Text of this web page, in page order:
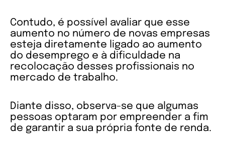
Contudo, é possível avaliar que esse
aumento no número de novas empresas
esteja diretamente ligado ao aumento
do desemprego e à dificuldade na
recolocação desses profissionais no
mercado de trabalho.
Diante disso, observa-se que algumas
pessoas optaram por empreender a fim
de garantir a sua própria fonte de renda.